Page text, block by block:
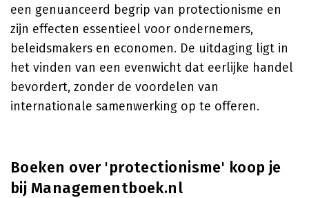
een genuanceerd begrip van protectionisme en
zijn effecten essentieel voor ondernemers,
beleidsmakers en economen. De uitdaging ligt in
het vinden van een evenwicht dat eerlijke handel
bevordert, zonder de voordelen van
internationale samenwerking op te offeren.
Boeken over 'protectionisme' koop je
bij Managementboek.nl